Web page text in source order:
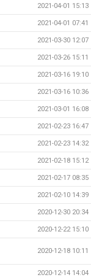
2021-04-01 15:13
2021-04-01 07:41
2021-03-30 12:07
2021-03-26 15:11
2021-03-16 19:10
2021-03-16 10:36
2021-03-01 16:08
2021-02-23 16:47
2021-02-23 14:32
2021-02-18 15:12
2021-02-17 08:35
2021-02-10 14:39
2020-12-30 20:34
2020-12-22 15:10
2020-12-18 10:11
2020-12-14 14:04